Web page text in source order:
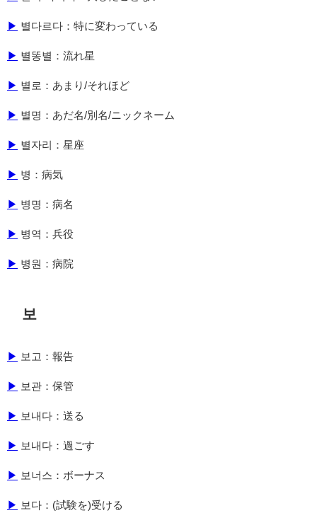
▶ 별다르다：特に変わっている
▶ 별똥별：流れ星
▶ 별로：あまり/それほど
▶ 별명：あだ名/別名/ニックネーム
▶ 별자리：星座
▶ 병：病気
▶ 병명：病名
▶ 병역：兵役
▶ 병원：病院
보
▶ 보고：報告
▶ 보관：保管
▶ 보내다：送る
▶ 보내다：過ごす
▶ 보너스：ボーナス
▶ 보다：(試験を)受ける